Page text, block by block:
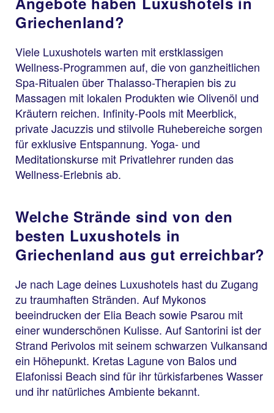
Griechenland?
Viele Luxushotels warten mit erstklassigen
Wellness-Programmen auf, die von ganzheitlichen
Spa-Ritualen über Thalasso-Therapien bis zu
Massagen mit lokalen Produkten wie Olivenöl und
Kräutern reichen. Infinity-Pools mit Meerblick,
private Jacuzzis und stilvolle Ruhebereiche sorgen
für exklusive Entspannung. Yoga- und
Meditationskurse mit Privatlehrer runden das
Wellness-Erlebnis ab.
Welche Strände sind von den
besten Luxushotels in
Griechenland aus gut erreichbar?
Je nach Lage deines Luxushotels hast du Zugang
zu traumhaften Stränden. Auf Mykonos
beeindrucken der Elia Beach sowie Psarou mit
einer wunderschönen Kulisse. Auf Santorini ist der
Strand Perivolos mit seinem schwarzen Vulkansand
ein Höhepunkt. Kretas Lagune von Balos und
Elafonissi Beach sind für ihr türkisfarbenes Wasser
und ihr natürliches Ambiente bekannt.